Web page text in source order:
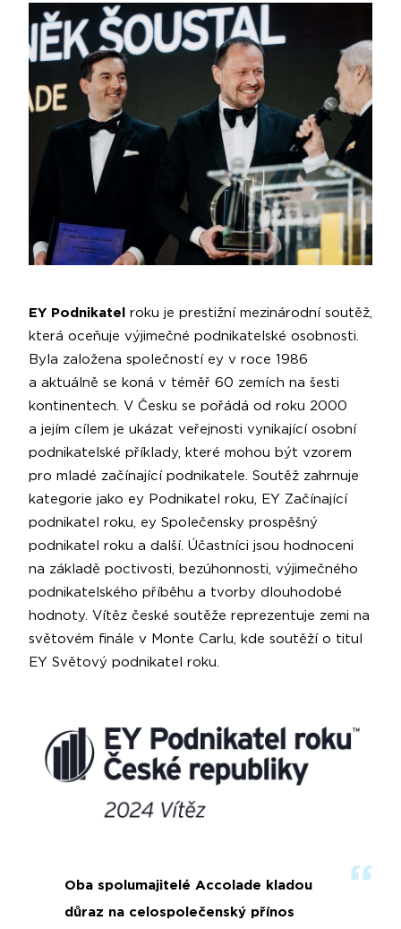
EY Podnikatel
roku je prestižní me­zinárodní soutěž,
která oceňuje výjimeč­né podnikatelské osobnosti.
Byla založe­na společností ey v roce 1986
a aktuálně se koná v téměř 60 zemích na šesti
kontinen­tech. V Česku se pořádá od roku 2000
a je­jím cílem je ukázat veřejnosti vynikající osobní
podnikatelské příklady, které mo­hou být vzorem
pro mladé začínající podnikatele. Soutěž zahrnuje
kategorie jako ey Podnikatel roku, EY Začínající
podnikatel roku, ey Společensky prospěšný
podnika­tel roku a další. Účastníci jsou hodnoceni
na základě poctivosti, bezúhonnos­ti, výjimečného
podnikatelského příběhu a tvorby dlouhodobé
hodnoty. Vítěz české soutěže reprezentuje zemi na
světo­vém finále v Monte Carlu, kde soutěží o titul
EY Svě­tový podnikatel roku.
Oba spolumajitelé Accolade kladou
důraz na celospolečenský přínos